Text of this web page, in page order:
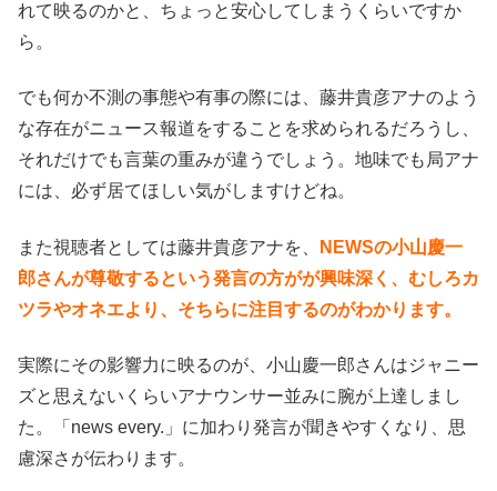
れて映るのかと、ちょっと安心してしまうくらいですか
ら。
でも何か不測の事態や有事の際には、藤井貴彦アナのよう
な存在がニュース報道をすることを求められるだろうし、
それだけでも言葉の重みが違うでしょう。地味でも局アナ
には、必ず居てほしい気がしますけどね。
また視聴者としては藤井貴彦アナを、
NEWSの小山慶一
郎さんが尊敬するという発言の方がが興味深く、むしろカ
ツラやオネエより、そちらに注目するのがわかります。
実際にその影響力に映るのが、小山慶一郎さんはジャニー
ズと思えないくらいアナウンサー並みに腕が上達しまし
た。「news every.」に加わり発言が聞きやすくなり、思
慮深さが伝わります。